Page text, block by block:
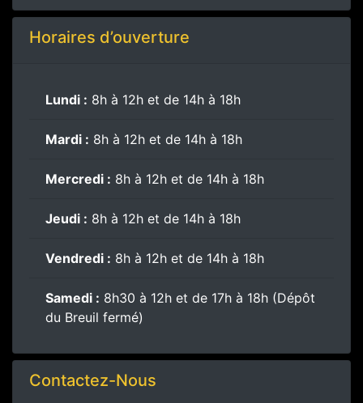
Horaires d’ouverture
Lundi : 8h à 12h et de 14h à 18h
Mardi : 8h à 12h et de 14h à 18h
Mercredi : 8h à 12h et de 14h à 18h
Jeudi : 8h à 12h et de 14h à 18h
Vendredi : 8h à 12h et de 14h à 18h
Samedi : 8h30 à 12h et de 17h à 18h (Dépôt
du Breuil fermé)
Contactez-Nous